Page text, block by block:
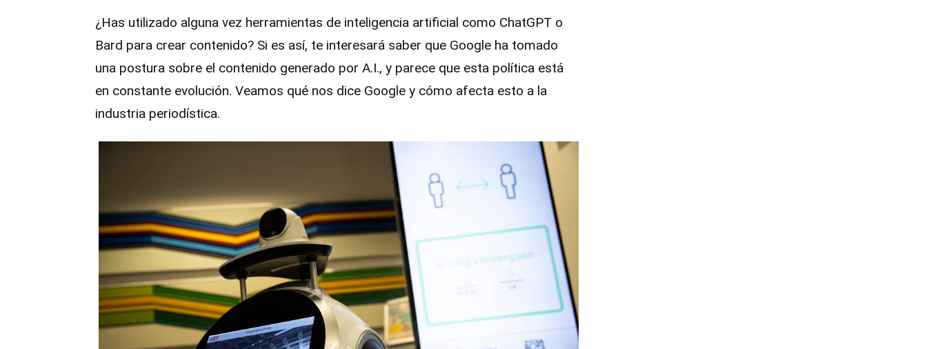
¿Has utilizado alguna vez herramientas de inteligencia artificial como ChatGPT o
Bard para crear contenido? Si es así, te interesará saber que Google ha tomado
una postura sobre el contenido generado por A.I., y parece que esta política está
en constante evolución. Veamos qué nos dice Google y cómo afecta esto a la
industria periodística.